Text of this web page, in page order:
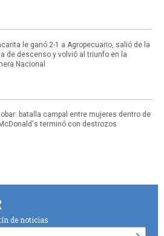
le ganó 2-1 a Agropecuario, salió de la
de descenso y volvió al triunfo en la
Nacional
batalla campal entre mujeres dentro de
terminó con destrozos
de noticias